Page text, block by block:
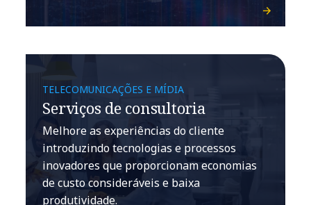
TELECOMUNICAÇÕES E MÍDIA
Serviços de consultoria
Melhore as experiências do cliente
introduzindo tecnologias e processos
inovadores que proporcionam economias
de custo consideráveis e baixa
produtividade.